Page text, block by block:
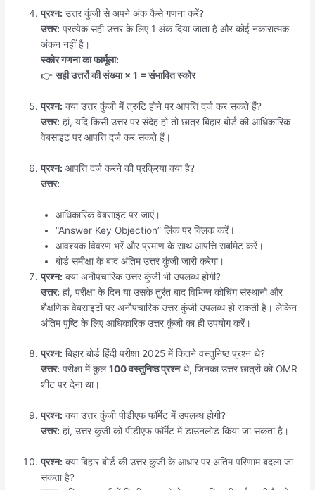
प्रश्न: उत्तर कुंजी से अपने अंक कैसे गणना करें?
उत्तर: प्रत्येक सही उत्तर के लिए 1 अंक दिया जाता है और कोई नकारात्मक
अंकन नहीं है।
स्कोर गणना का फार्मूला:
👉सही उत्तरों की संख्या × 1 = संभावित स्कोर
प्रश्न: क्या उत्तर कुंजी में त्रुटि होने पर आपत्ति दर्ज कर सकते हैं?
उत्तर: हां, यदि किसी उत्तर पर संदेह हो तो छात्र बिहार बोर्ड की आधिकारिक
वेबसाइट पर आपत्ति दर्ज कर सकते हैं।
प्रश्न: आपत्ति दर्ज करने की प्रक्रिया क्या है?
उत्तर:
आधिकारिक वेबसाइट पर जाएं।
“Answer Key Objection” लिंक पर क्लिक करें।
आवश्यक विवरण भरें और प्रमाण के साथ आपत्ति सबमिट करें।
बोर्ड समीक्षा के बाद अंतिम उत्तर कुंजी जारी करेगा।
प्रश्न: क्या अनौपचारिक उत्तर कुंजी भी उपलब्ध होगी?
उत्तर: हां, परीक्षा के दिन या उसके तुरंत बाद विभिन्न कोचिंग संस्थानों और
शैक्षणिक वेबसाइटों पर अनौपचारिक उत्तर कुंजी उपलब्ध हो सकती है। लेकिन
अंतिम पुष्टि के लिए आधिकारिक उत्तर कुंजी का ही उपयोग करें।
प्रश्न: बिहार बोर्ड हिंदी परीक्षा 2025 में कितने वस्तुनिष्ठ प्रश्न थे?
उत्तर: परीक्षा में कुल100 वस्तुनिष्ठ प्रश्नथे, जिनका उत्तर छात्रों को OMR
शीट पर देना था।
प्रश्न: क्या उत्तर कुंजी पीडीएफ फॉर्मेट में उपलब्ध होगी?
उत्तर: हां, उत्तर कुंजी को पीडीएफ फॉर्मेट में डाउनलोड किया जा सकता है।
प्रश्न: क्या बिहार बोर्ड की उत्तर कुंजी के आधार पर अंतिम परिणाम बदला जा
सकता है?